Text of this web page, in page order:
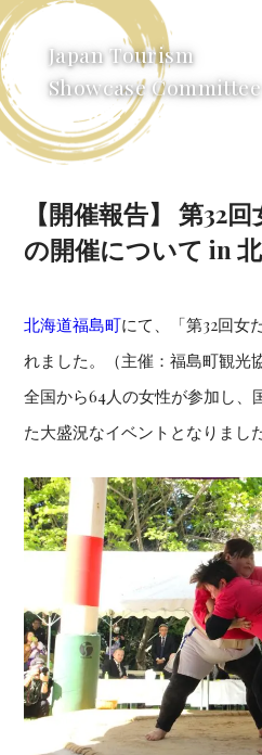
Japan Tourism
Showcase Committee
【開催報告】 第32
の開催について in
北海道福島町にて、「第32回女
れました。（主催：福島町観光
全国から64人の女性が参加し、
た大盛況なイベントとなりました